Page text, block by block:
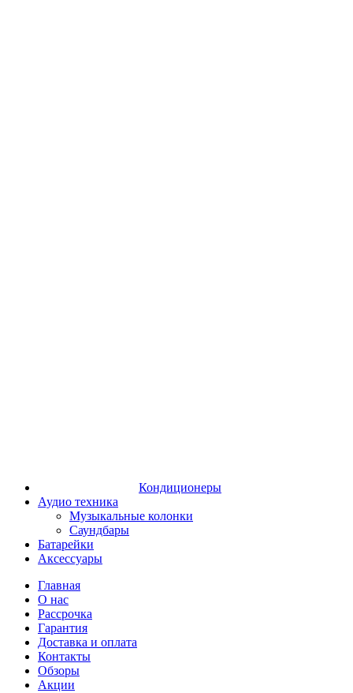
Кондиционеры
Аудио техника
Музыкальные колонки
Саундбары
Батарейки
Аксессуары
Главная
О нас
Рассрочка
Гарантия
Доставка и оплата
Контакты
Обзоры
Акции